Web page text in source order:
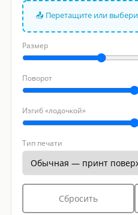
📤 Перетащите или
Размер
Поворот
Изгиб «лодочкой»
Тип печати
Сбросить